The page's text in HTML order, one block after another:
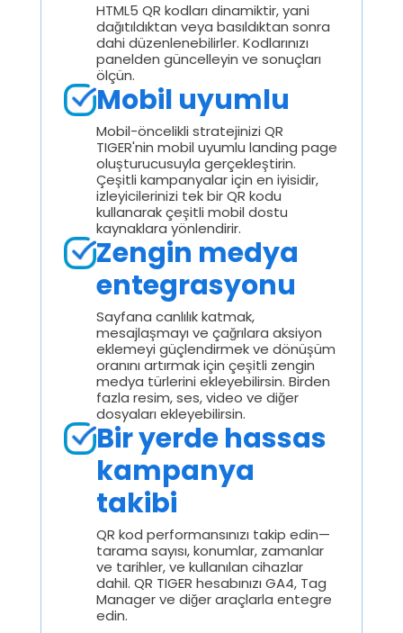
HTML5 QR kodları dinamiktir, yani
dağıtıldıktan veya basıldıktan sonra
dahi düzenlenebilirler. Kodlarınızı
panelden güncelleyin ve sonuçları
ölçün.
Mobil uyumlu
Mobil-öncelikli stratejinizi QR
TIGER'nin mobil uyumlu landing page
oluşturucusuyla gerçekleştirin.
Çeşitli kampanyalar için en iyisidir,
izleyicilerinizi tek bir QR kodu
kullanarak çeşitli mobil dostu
kaynaklara yönlendirir.
Zengin medya
entegrasyonu
Sayfana canlılık katmak,
mesajlaşmayı ve çağrılara aksiyon
eklemeyi güçlendirmek ve dönüşüm
oranını artırmak için çeşitli zengin
medya türlerini ekleyebilirsin. Birden
fazla resim, ses, video ve diğer
dosyaları ekleyebilirsin.
Bir yerde hassas
kampanya
takibi
QR kod performansınızı takip edin—
tarama sayısı, konumlar, zamanlar
ve tarihler, ve kullanılan cihazlar
dahil. QR TIGER hesabınızı GA4, Tag
Manager ve diğer araçlarla entegre
edin.